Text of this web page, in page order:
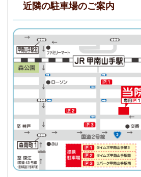
近隣の駐車場のご案内